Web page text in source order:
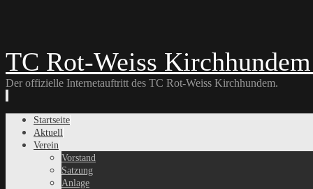
TC Rot-Weiss
Der offizielle Internetauftritt des TC Rot-Weiss Kirchhundem.
Skip
content
Startseite
Aktuell
Verein
Vorstand
Satzung
Anlage